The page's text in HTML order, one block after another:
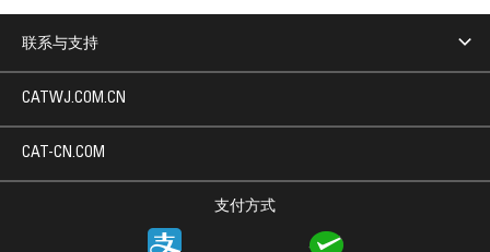
联系与支持
支付方式
CATWJ.COM.CN
CAT-CN.COM